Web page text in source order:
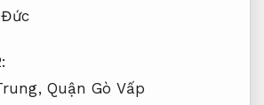
Quận Gò Vấp